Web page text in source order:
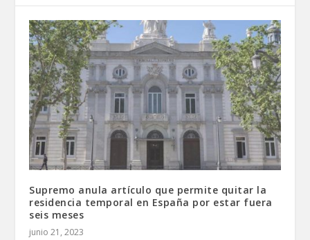
Supremo anula artículo que permite quitar la
residencia temporal en España por estar fuera
seis meses
junio 21, 2023